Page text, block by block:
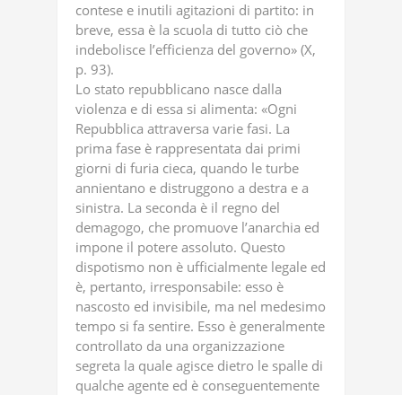
contese e inutili agitazioni di partito: in
breve, essa è la scuola di tutto ciò che
indebolisce l’efficienza del governo» (X,
p. 93).
Lo stato repubblicano nasce dalla
violenza e di essa si alimenta: «Ogni
Repubblica attraversa varie fasi. La
prima fase è rappresentata dai primi
giorni di furia cieca, quando le turbe
annientano e distruggono a destra e a
sinistra. La seconda è il regno del
demagogo, che promuove l’anarchia ed
impone il potere assoluto. Questo
dispotismo non è ufficialmente legale ed
è, pertanto, irresponsabile: esso è
nascosto ed invisibile, ma nel medesimo
tempo si fa sentire. Esso è generalmente
controllato da una organizzazione
segreta la quale agisce dietro le spalle di
qualche agente ed è conseguentemente